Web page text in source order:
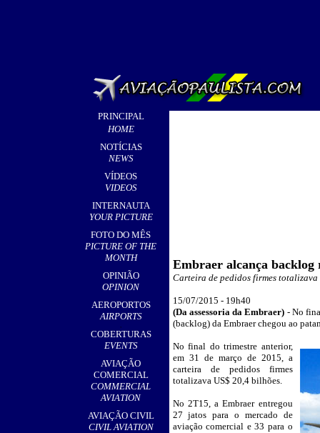
PRINCIPAL
HOME
NOTÍCIAS
NEWS
VÍDEOS
VIDEOS
INTERNAUTA
YOUR PICTURE
FOTO DO MÊS
PICTURE OF THE
MONTH
OPINIÃO
OPINION
AEROPORTOS
AIRPORTS
,
COBERTURAS
EVENTS
AVIAÇÃO
COMERCIAL
COMMERCIAL
AVIATION
AVIAÇÃO CIVIL
CIVIL AVIATION
Embraer alcança backlog
Carteira de pedidos firmes totalizava
15/07/2015 - 19h40
(Da assessoria da Embraer) - No
(backlog) da Embraer chegou ao
No final do trimestre anterior,
em 31 de março de 2015, a
carteira de pedidos firmes
totalizava US$ 20,4 bilhões.
No 2T15, a Embraer entregou
27 jatos para o mercado de
aviação comercial e 33 para o